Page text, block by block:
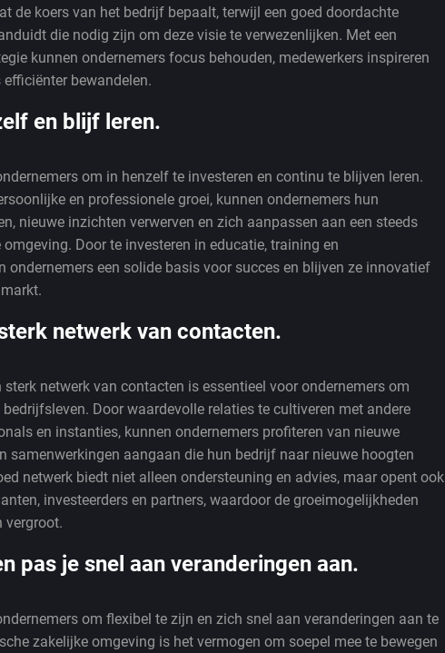
de koers van het bedrijf bepaalt, terwijl een goed doordachte
die nodig zijn om deze visie te verwezenlijken. Met een
kunnen ondernemers focus behouden, medewerkers inspireren
bewandelen.
en blijf leren.
om in henzelf te investeren en continu te blijven leren.
en professionele groei, kunnen ondernemers hun
nieuwe inzichten verwerven en zich aanpassen aan een steeds
Door te investeren in educatie, training en
ondernemers een solide basis voor succes en blijven ze innovatief
netwerk van contacten.
sterk netwerk van contacten is essentieel voor ondernemers om
Door waardevolle relaties te cultiveren met andere
en instanties, kunnen ondernemers profiteren van nieuwe
samenwerkingen aangaan die hun bedrijf naar nieuwe hoogten
netwerk biedt niet alleen ondersteuning en advies, maar opent ook
investeerders en partners, waardoor de groeimogelijkheden
vergroot.
pas je snel aan veranderingen aan.
om flexibel te zijn en zich snel aan veranderingen aan te
zakelijke omgeving is het vermogen om soepel mee te bewegen